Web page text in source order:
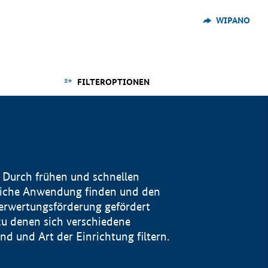
WIPANO
FILTEROPTIONEN
frühen und schnellen
Anwendung finden und den
gefördert
denen sich verschiedene
und Art der Einrichtung filtern.